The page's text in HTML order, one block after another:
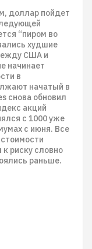
доллар пойдет
“пиром во
худшие
США и
начинает
в
начатый в
снова обновил
акций
с 1000 уже
с июня. Все
риску словно
раньше.